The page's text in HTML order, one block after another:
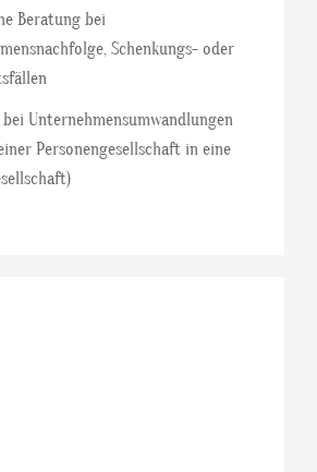
Beratung bei
Schenkungs- oder
Unternehmensumwandlungen
Personengesellschaft in eine